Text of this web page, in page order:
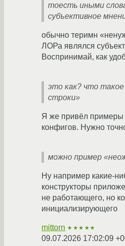
тоесть иными
субъективное
обычно теримн
ЛОРа являлся
Воспринимай, как
это как? что
строки»
Я же привёл примеры
конфигов. Нужно
можно пример
Ну например какие-
конструкторы
не работающего, но
инициализирующего
mittorn ★★★★★
09.07.2026 17:02:09